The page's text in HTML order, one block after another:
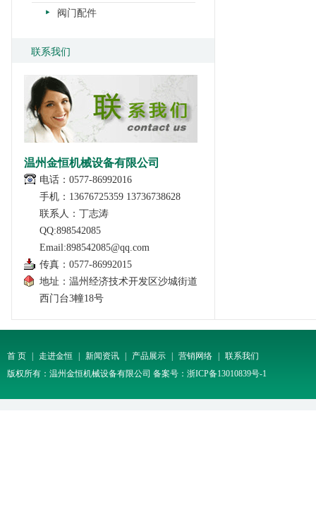
阀门配件
联系我们
温州金恒机械设备有限公司
电话：0577-86992016
手机：13676725359 13736738628
联系人：丁志涛
QQ:898542085
Email:898542085@qq.com
传真：0577-86992015
地址：温州经济技术开发区沙城街道
西门台3幢18号
首 页 走进金恒 新闻资讯 产品展示 营销网络
联系我们
版权所有：温州金恒机械设备有限公司 备案号： 浙ICP备13010839号-1